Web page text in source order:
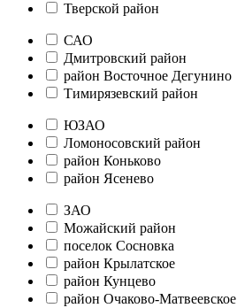
Тверской район
САО
Дмитровский район
район Восточное Дегунино
Тимирязевский район
ЮЗАО
Ломоносовский район
район Коньково
район Ясенево
ЗАО
Можайский район
поселок Сосновка
район Крылатское
район Кунцево
район Очаково-Матвеевское